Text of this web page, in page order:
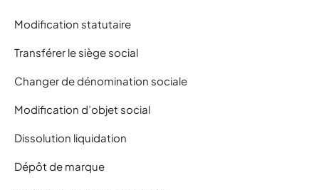
Modification statutaire
Transférer le siège social
Changer de dénomination sociale
Modification d’objet social
Dissolution liquidation
Dépôt de marque